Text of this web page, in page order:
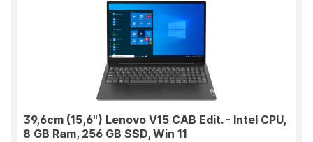
39,6cm (15,6") Lenovo V15 CAB Edit. - Intel CPU,
8 GB Ram, 256 GB SSD, Win 11